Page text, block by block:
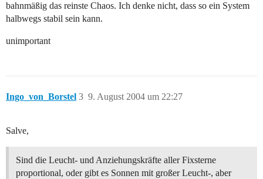
bahnmäßig das reinste Chaos. Ich denke nicht, dass so ein System
halbwegs stabil sein kann.
unimportant
Ingo_von_Borstel 9. August 2004 um 22:27
3
Salve,
Sind die Leucht- und Anziehungskräfte aller Fixsterne
proportional, oder gibt es Sonnen mit großer Leucht-, aber